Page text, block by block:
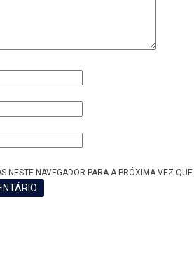
NESTE NAVEGADOR PARA A PRÓXIMA VEZ